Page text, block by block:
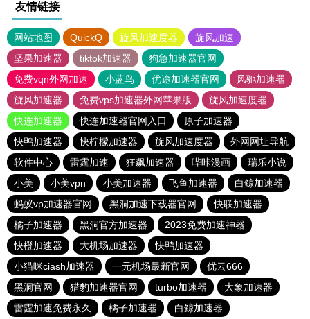
友情链接
网站地图 QuickQ 旋风加速度器
旋风加速
坚果加速器
tiktok加速器
狗急加速器官网
免费vqn外网加速
小蓝鸟 优途加速器官网
风驰加速器
旋风加速器
免费vps加速器外网苹果版
旋风加速度器
快连加速器
快连加速器官网入口
原子加速器
快鸭加速器
快柠檬加速器 旋风加速度器
外网网址导航
软件中心
雷霆加速 狂飙加速器 哔咔漫画
瑞乐小说
小美
小美vpn 小美加速器 飞鱼加速器
白鲸加速器
蚂蚁vp加速器官网
黑洞加速下载器官网
快联加速器
橘子加速器
黑洞官方加速器
2023免费加速神器
快橙加速器
大机场加速器
快鸭加速器
小猫咪ciash加速器
一元机场最新官网
优云666
黑洞官网
猎豹加速器官网 turbo加速器
大象加速器
雷霆加速免费永久
橘子加速器 白鲸加速器